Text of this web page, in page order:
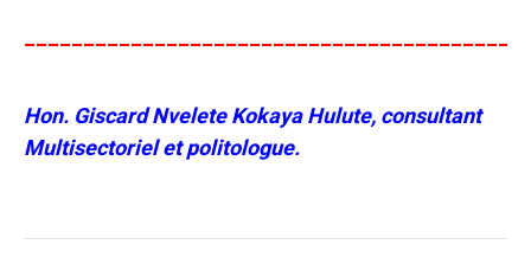
Hon. Giscard Nvelete Kokaya Hulute, consultant
Multisectoriel et politologue.